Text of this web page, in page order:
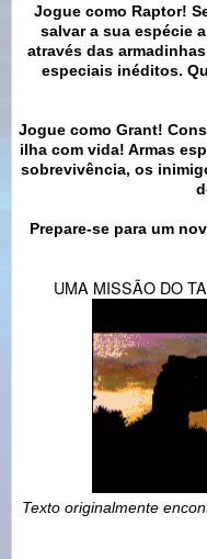
Jogue como Raptor!
salvar a sua espécie
através das
especiais inéditos.
Jogue como Grant!
ilha com vida! Armas
sobrevivência, os
Prepare-se para um
UMA MISSÃO DO
Texto originalmente